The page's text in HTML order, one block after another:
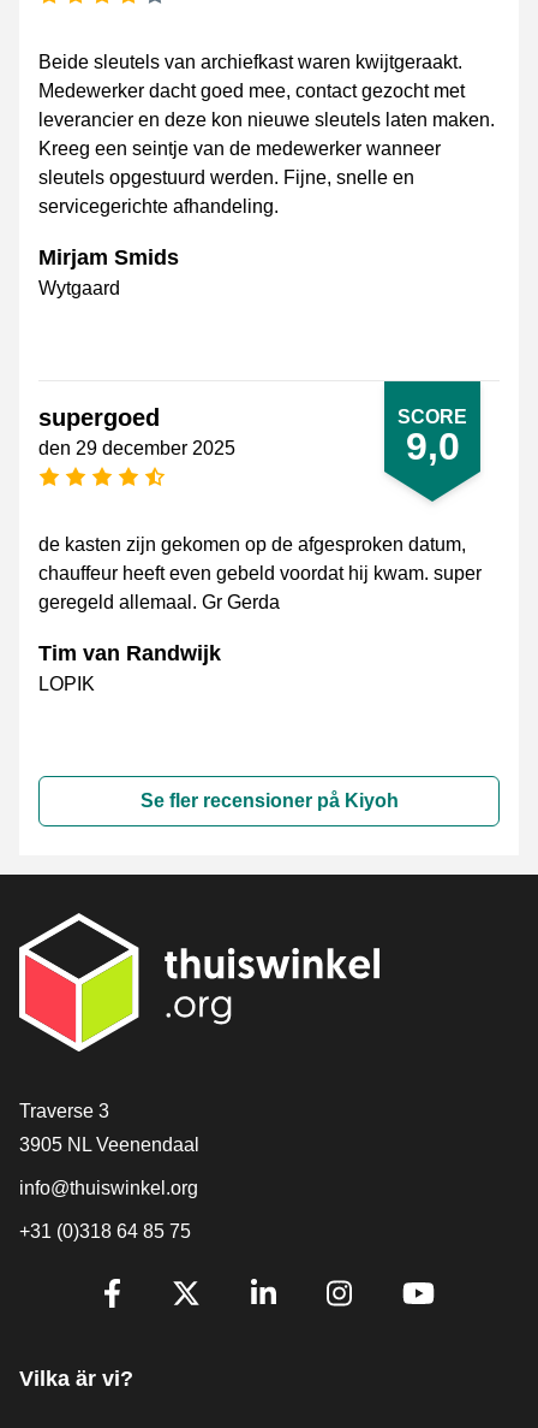
Beide sleutels van archiefkast waren kwijtgeraakt.
Medewerker dacht goed mee, contact gezocht met
leverancier en deze kon nieuwe sleutels laten maken.
Kreeg een seintje van de medewerker wanneer
sleutels opgestuurd werden. Fijne, snelle en
servicegerichte afhandeling.
Mirjam Smids
Wytgaard
SCORE
9,0
supergoed
den 29 december 2025
[_General:NumberOfStarsPluralFormat]
de kasten zijn gekomen op de afgesproken datum,
chauffeur heeft even gebeld voordat hij kwam. super
geregeld allemaal. Gr Gerda
Tim van Randwijk
LOPIK
Se fler recensioner på Kiyoh
[_General:Contact]
Traverse 3
3905 NL Veenendaal
info@thuiswinkel.org
+31 (0)318 64 85 75
[_General:SocialMediaTitle]
Vilka är vi?